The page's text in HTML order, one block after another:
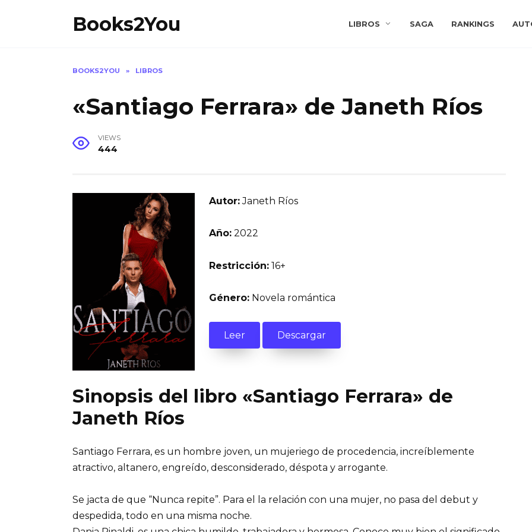
Books2You LIBROS SAGA RANKINGS
BOOKS2YOU » LIBROS
«Santiago Ferrara» de Janeth Ríos
VIEWS
444
Autor:Janeth Ríos
Año: 2022
Restricción: 16+
Género: Novela romántica
Leer Descargar
Sinopsis del libro «Santiago Ferrara» de
Janeth Ríos
Santiago Ferrara, es un hombre joven, un mujeriego de procedencia, increíblemente
atractivo, altanero, engreído, desconsiderado, déspota y arrogante.
Se jacta de que “Nunca repite”. Para el la relación con una mujer, no pasa del debut y
despedida, todo en una misma noche.